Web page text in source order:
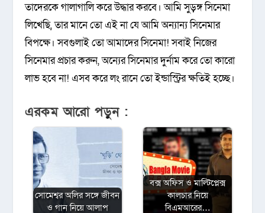
তাদেরকে গালাগালি করে উদ্ধার করবে। আমি সুড়ঙ্গ সিনেমা
লিখেছি, তার মানে তো এই না যে আমি অন্যান্য সিনেমার
বিপক্ষে। সবগুলাই তো আমাদের সিনেমা! সবাই নিজের
সিনেমার প্রচার করুন, অন্যের সিনেমার দুর্নাম করে তো কারো
লাভ হবে না! এসব করে লং রানে তো ইন্ডাস্ট্রির ক্ষতিই হচ্ছে।
এরকম আরো পড়ুন :
সোমেশ্বর অলির সঙ্গে জীবন
ও গান নিয়ে আলাপ
বক্স অফিস ও মাল্টিপ্লেক্স
কালচার নিয়ে
বিএমআরের…